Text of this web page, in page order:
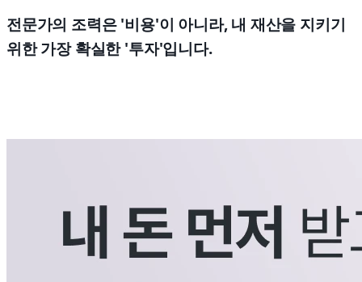
전문가의 조력은 '비용'이 아니라, 내 재산을 지키기
위한 가장 확실한 '투자'입니다.